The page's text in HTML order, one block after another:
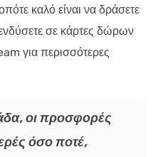
καλό είναι να δράσετε
σε κάρτες δώρων
για περισσότερες
οι προσφορές
όσο ποτέ,